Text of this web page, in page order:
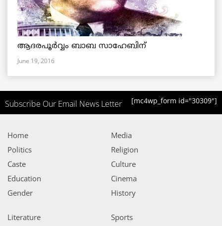
ആദരപൂര്‍വ്വം ബാബ സാഹേബിന്
June 19, 2016
Subscribe Our Email News Letter [mc4wp_form id="30309"]
Home
Politics
Caste
Education
Gender
Media
Religion
Culture
Cinema
History
Literature
Sports